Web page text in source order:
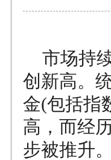
市场持
创新高。
金(包括指
高，而经
步被推升。